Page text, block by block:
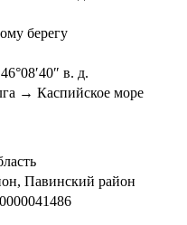
берегу
в. д.
→ Каспийское море
Павинский район